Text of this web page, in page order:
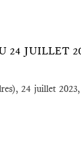
24 JUILLET
24 juillet 2023,